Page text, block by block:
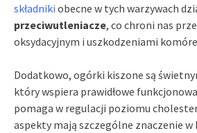
składniki obecne w tych warzywach
przeciwutleniacze, co chroni nas
oksydacyjnym i uszkodzeniami
Dodatkowo, ogórki kiszone są
który wspiera prawidłowe
pomaga w regulacji poziomu
aspekty mają szczególne znaczenie w